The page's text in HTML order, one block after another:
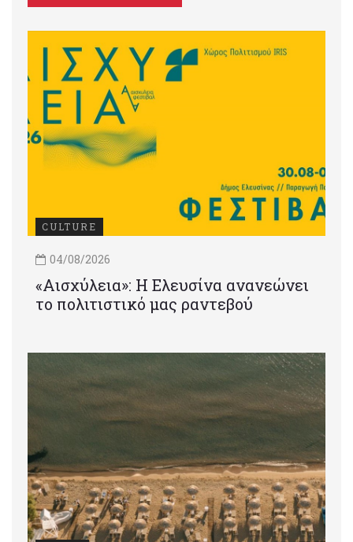
CULTURE
04/08/2026
«Αισχύλεια»: Η Ελευσίνα ανανεώνει
το πολιτιστικό μας ραντεβού